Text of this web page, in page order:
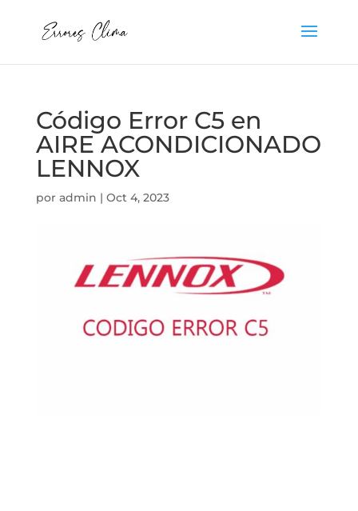
Código Error C5 en
AIRE ACONDICIONADO
LENNOX
por admin | Oct 4, 2023